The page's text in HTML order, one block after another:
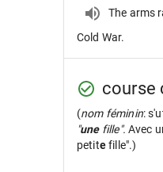
The arms
Cold War.
course
(nom féminin:
"unefille". Avec
petitefille".)